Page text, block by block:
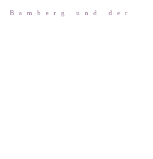
Bam­berg und der